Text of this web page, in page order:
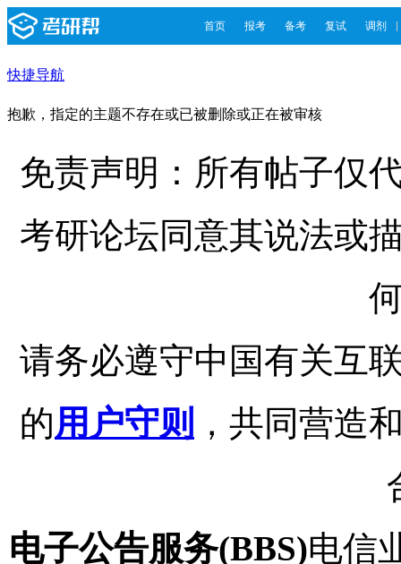
首页 报考 备考 复试 调剂
快捷导航
抱歉，指定的主题不存在或已被删除或正在被审核
免责声明：所有帖子仅
考研论坛同意其说法或
请务必遵守中国有关互
的用户守则 ，共同营造
电子公告服务(BBS)电信